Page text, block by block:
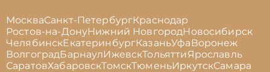
МоскваСанкт-ПетербургКраснодар
Ростов-на-ДонуНижний НовгородНовосибирск
ЧелябинскЕкатеринбургКазаньУфа Воронеж
ВолгоградБарнаулИжевскТольяттиЯрославль
СаратовХабаровскТомскТюменьИркутскСамара